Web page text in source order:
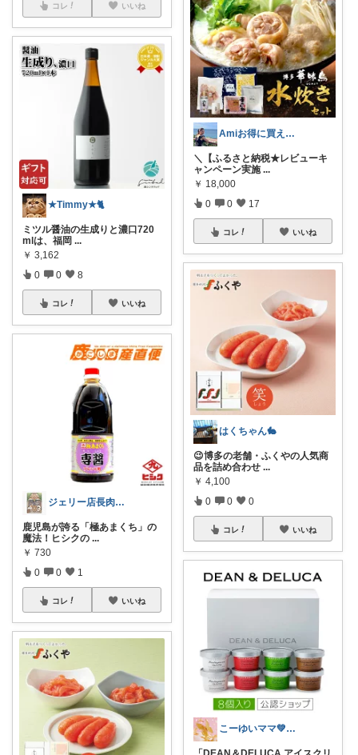
コレ いいね
★Timmy★🐈
ミツル醤油の生成りと濃口720
mlは、福岡 ...
￥ 3,162
0 0 8
コレ いいね
ジェリー店長肉球雑貨店
鹿児島が誇る「極あまくち」の
魔法！ヒシクの ...
￥ 730
0 0 1
コレ いいね
Amiお得に買える女性ファッション紹介✨
＼【ふるさと納税★レビューキ
ャンペーン実施 ...
￥ 18,000
0 0 17
コレ いいね
はくちゃん🐇
😉博多の老舗・ふくやの人気商
品を詰め合わせ ...
￥ 4,100
0 0 0
コレ いいね
こーゆいママ💚ROOM🌈